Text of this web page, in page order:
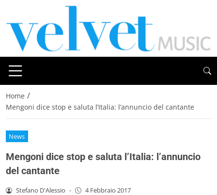
Home /
Mengoni dice stop e saluta l’Italia: l’annuncio del cantante
News
Mengoni dice stop e saluta l’Italia: l’annuncio
del cantante
Stefano D'Alessio - 4 Febbraio 2017